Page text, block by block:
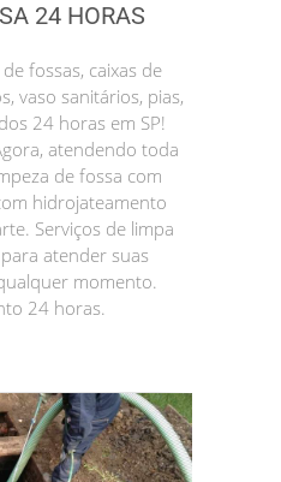
24 HORAS
fossas, caixas de
vaso sanitários, pias,
24 horas em SP!
atendendo toda
de fossa com
hidrojateamento
Serviços de limpa
atender suas
momento.
24 horas.